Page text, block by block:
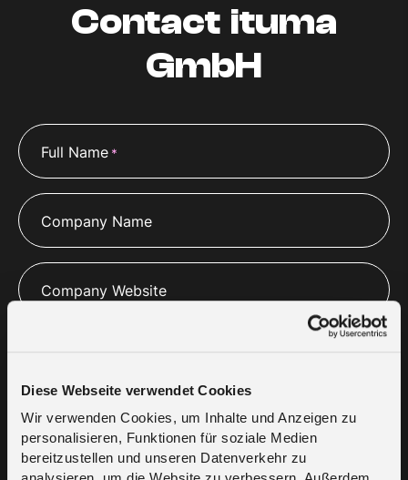
Diese Webseite verwendet Cookies
Wir verwenden Cookies, um Inhalte und Anzeigen zu
personalisieren, Funktionen für soziale Medien
bereitzustellen und unseren Datenverkehr zu
Contact ituma
GmbH
Full Name *
Company Name
Company Website
Phone *